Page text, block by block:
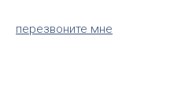
перезвоните мне